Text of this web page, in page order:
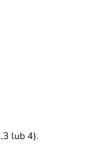
lub 4).